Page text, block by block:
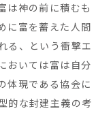
は神の前に積むも
に富を蓄えた人間
る、という衝撃エ
おいては富は自分
体現である協会に
的な封建主義の考